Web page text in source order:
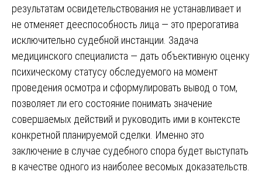
результатам освидетельствования не устанавливает и
не отменяет дееспособность лица — это прерогатива
исключительно судебной инстанции. Задача
медицинского специалиста — дать объективную оценку
психическому статусу обследуемого на момент
проведения осмотра и сформулировать вывод о том,
позволяет ли его состояние понимать значение
совершаемых действий и руководить ими в контексте
конкретной планируемой сделки. Именно это
заключение в случае судебного спора будет выступать
в качестве одного из наиболее весомых доказательств.